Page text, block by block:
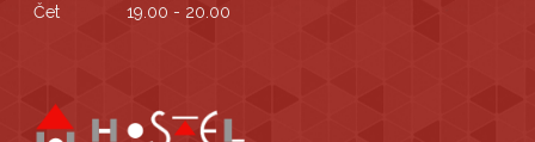
Čet
19.00 - 20.00